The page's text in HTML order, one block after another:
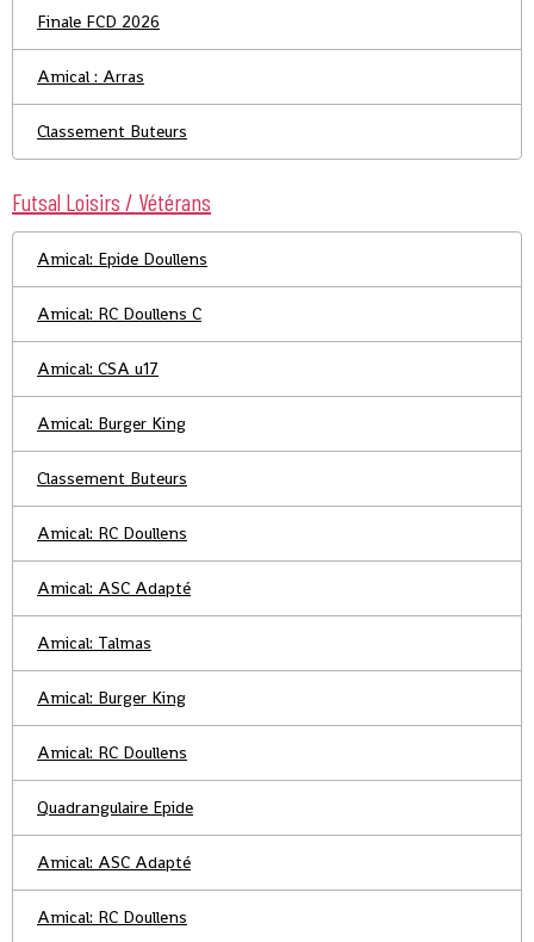
Finale FCD 2026
Amical : Arras
Classement Buteurs
Futsal Loisirs / Vétérans
Amical: Epide Doullens
Amical: RC Doullens C
Amical: CSA u17
Amical: Burger King
Classement Buteurs
Amical: RC Doullens
Amical: ASC Adapté
Amical: Talmas
Amical: Burger King
Amical: RC Doullens
Quadrangulaire Epide
Amical: ASC Adapté
Amical: RC Doullens